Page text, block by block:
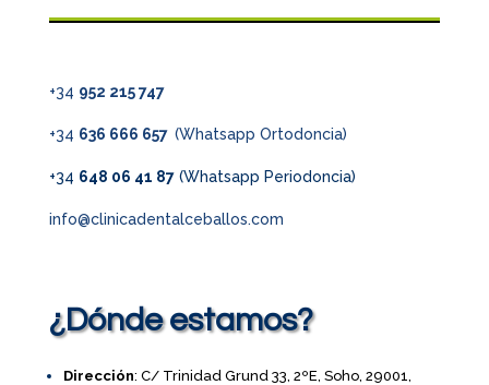
+34 952 215 747
+34 636 666 657 (Whatsapp Ortodoncia)
+34 648 06 41 87(Whatsapp Periodoncia)
info@clinicadentalceballos.com
¿Dónde estamos?
Dirección: C/ Trinidad Grund 33, 2ºE, Soho, 29001,